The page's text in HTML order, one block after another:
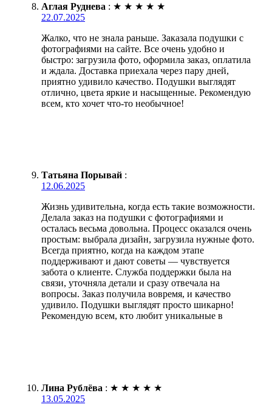
Аглая Руднева : ★ ★ ★ ★ ★
22.07.2025
Жалко, что не знала раньше. Заказала подушки с
фотографиями на сайте. Все очень удобно и
быстро: загрузила фото, оформила заказ, оплатила
и ждала. Доставка приехала через пару дней,
приятно удивило качество. Подушки выглядят
отлично, цвета яркие и насыщенные. Рекомендую
всем, кто хочет что-то необычное!
Татьяна Порывай :
12.06.2025
Жизнь удивительна, когда есть такие возможности.
Делала заказ на подушки с фотографиями и
осталась весьма довольна. Процесс оказался очень
простым: выбрала дизайн, загрузила нужные фото.
Всегда приятно, когда на каждом этапе
поддерживают и дают советы — чувствуется
забота о клиенте. Служба поддержки была на
связи, уточняла детали и сразу отвечала на
вопросы. Заказ получила вовремя, и качество
удивило. Подушки выглядят просто шикарно!
Рекомендую всем, кто любит уникальные в
Лина Рублёва : ★ ★ ★ ★ ★
13.05.2025